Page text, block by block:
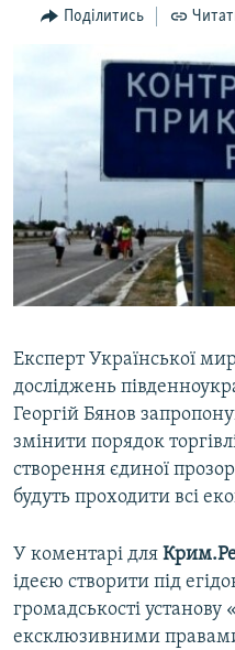
Перейти
ПОГЛЯД
СПЕЦПРОЕКТИ
ДЕПОРТАЦІЯ
ВІДЕОУРОКИ «ELIFBE»
СВІДЧЕННЯ ОКУПАЦІЇ
УКРАЇНСЬКА ПРОБЛЕМА
ЯК ОБІЙТИ БЛОКУВАННЯ
Русский
Qırımtatar
Усі сайти RFE/RL
Поділитись
Експерт Української
досліджень
Георгій Бянов
змінити порядок
створення єдиної
будуть проходити всі
У коментарі для
ідеєю створити під
громадськості
ексклюзивними